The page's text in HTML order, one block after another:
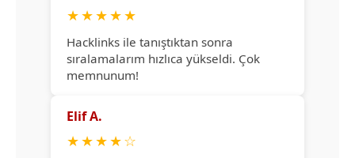
★★★★★
Hacklinks ile tanıştıktan sonra
sıralamalarım hızlıca yükseldi. Çok
memnunum!
Elif A.
★★★★☆